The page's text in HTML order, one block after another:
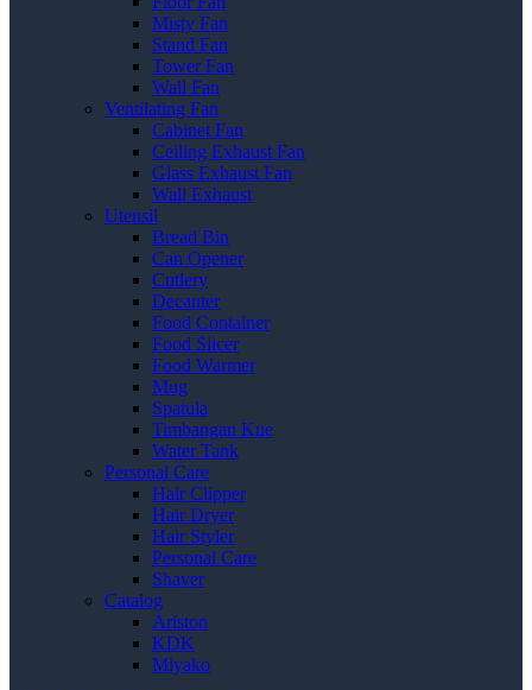
Misty Fan
Stand Fan
Tower Fan
Wall Fan
Ventilating Fan
Cabinet Fan
Ceiling Exhaust Fan
Glass Exhaust Fan
Wall Exhaust
Utensil
Bread Bin
Can Opener
Cutlery
Decanter
Food Container
Food Slicer
Food Warmer
Mug
Spatula
Timbangan Kue
Water Tank
Personal Care
Hair Clipper
Hair Dryer
Hair Styler
Personal Care
Shaver
Catalog
Ariston
KDK
Miyako